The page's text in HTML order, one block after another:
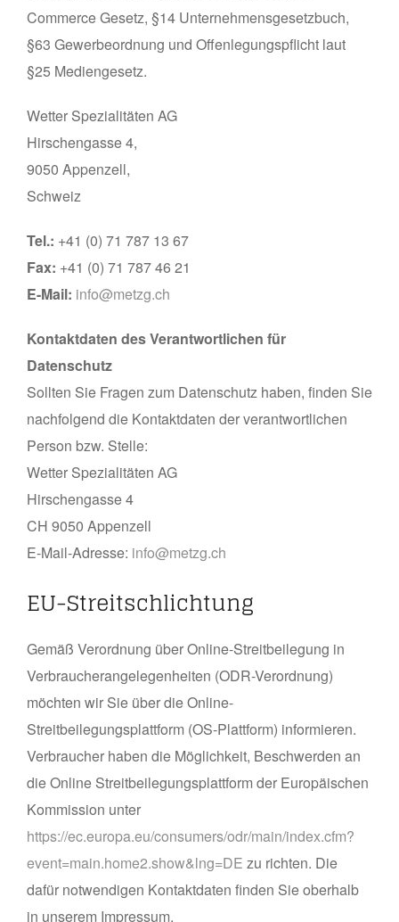
Commerce Gesetz, §14 Unternehmensgesetzbuch,
§63 Gewerbeordnung und Offenlegungspflicht laut
§25 Mediengesetz.
Wetter Spezialitäten AG
Hirschengasse 4,
9050 Appenzell,
Schweiz
Tel.: +41 (0) 71 787 13 67
Fax: +41 (0) 71 787 46 21
E-Mail: info@metzg.ch
Kontaktdaten des Verantwortlichen für
Datenschutz
Sollten Sie Fragen zum Datenschutz haben, finden Sie
nachfolgend die Kontaktdaten der verantwortlichen
Person bzw. Stelle:
Wetter Spezialitäten AG
Hirschengasse 4
CH 9050 Appenzell
E-Mail-Adresse: info@metzg.ch
EU-Streitschlichtung
Gemäß Verordnung über Online-Streitbeilegung in
Verbraucherangelegenheiten (ODR-Verordnung)
möchten wir Sie über die Online-
Streitbeilegungsplattform (OS-Plattform) informieren.
Verbraucher haben die Möglichkeit, Beschwerden an
die Online Streitbeilegungsplattform der Europäischen
Kommission unter
https://ec.europa.eu/consumers/odr/main/index.cfm?
event=main.home2.show&lng=DE zu richten. Die
dafür notwendigen Kontaktdaten finden Sie oberhalb
in unserem Impressum.